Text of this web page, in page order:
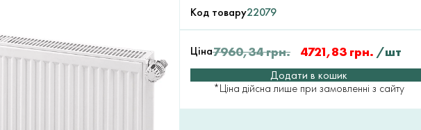
Код товару22079
Ціна7960,34грн. 4721,83 грн. /шт
Додати в кошик
*Ціна дійсна лише при замовленні з сайту